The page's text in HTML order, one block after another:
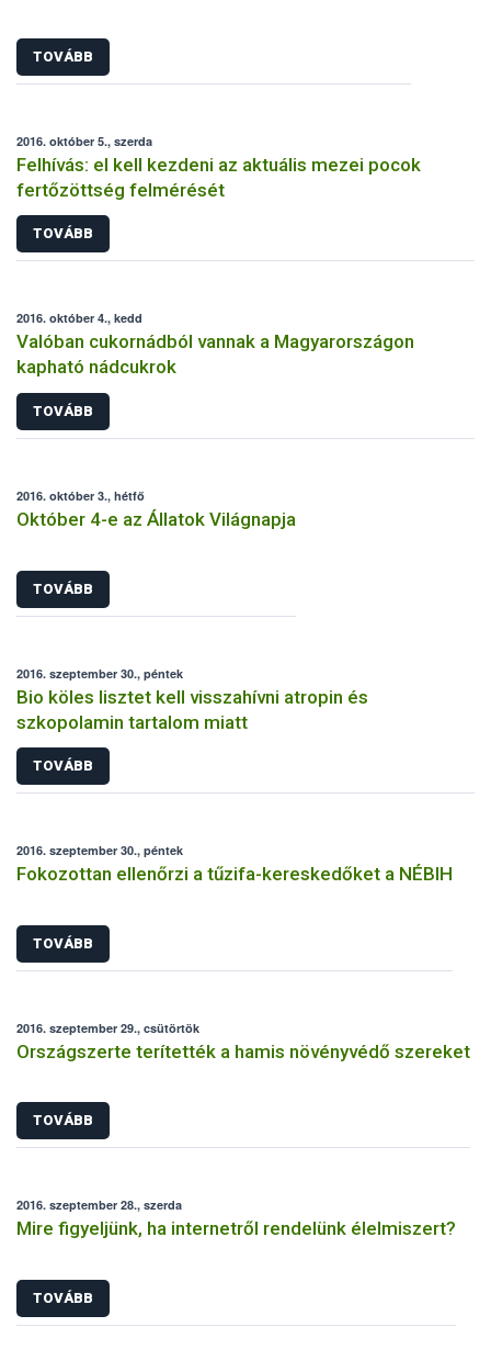
TOVÁBB
2016. október 5., szerda
Felhívás: el kell kezdeni az aktuális mezei pocok
fertőzöttség felmérését
TOVÁBB
2016. október 4., kedd
Valóban cukornádból vannak a Magyarországon
kapható nádcukrok
TOVÁBB
2016. október 3., hétfő
Október 4-e az Állatok Világnapja
TOVÁBB
2016. szeptember 30., péntek
Bio köles lisztet kell visszahívni atropin és
szkopolamin tartalom miatt
TOVÁBB
2016. szeptember 30., péntek
Fokozottan ellenőrzi a tűzifa-kereskedőket a NÉBIH
TOVÁBB
2016. szeptember 29., csütörtök
Országszerte terítették a hamis növényvédő szereket
TOVÁBB
2016. szeptember 28., szerda
Mire figyeljünk, ha internetről rendelünk élelmiszert?
TOVÁBB